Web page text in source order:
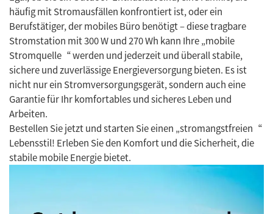
häufig mit Stromausfällen konfrontiert ist, oder ein
Berufstätiger, der mobiles Büro benötigt – diese tragbare
Stromstation mit 300 W und 270 Wh kann Ihre „mobile
Stromquelle“ werden und jederzeit und überall stabile,
sichere und zuverlässige Energieversorgung bieten. Es ist
nicht nur ein Stromversorgungsgerät, sondern auch eine
Garantie für Ihr komfortables und sicheres Leben und
Arbeiten.
Bestellen Sie jetzt und starten Sie einen „stromangstfreien“
Lebensstil! Erleben Sie den Komfort und die Sicherheit, die
stabile mobile Energie bietet.